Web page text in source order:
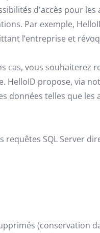
d'accès pour les
Par exemple,
l’entreprise et
cas, vous souhaiterez
HelloID propose, via
données telles que les
requêtes SQL Server
(conservation